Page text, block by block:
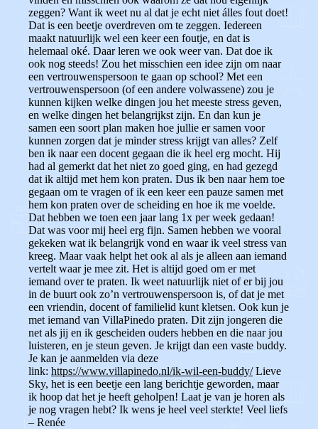
zeggen? Want ik weet nu al dat je echt niet álles fout doet!
Dat is een beetje overdreven om te zeggen. Iedereen
maakt natuurlijk wel een keer een foutje, en dat is
helemaal oké. Daar leren we ook weer van. Dat doe ik
ook nog steeds! Zou het misschien een idee zijn om naar
een vertrouwenspersoon te gaan op school? Met een
vertrouwenspersoon (of een andere volwassene) zou je
kunnen kijken welke dingen jou het meeste stress geven,
en welke dingen het belangrijkst zijn. En dan kun je
samen een soort plan maken hoe jullie er samen voor
kunnen zorgen dat je minder stress krijgt van alles? Zelf
ben ik naar een docent gegaan die ik heel erg mocht. Hij
had al gemerkt dat het niet zo goed ging, en had gezegd
dat ik altijd met hem kon praten. Dus ik ben naar hem toe
gegaan om te vragen of ik een keer een pauze samen met
hem kon praten over de scheiding en hoe ik me voelde.
Dat hebben we toen een jaar lang 1x per week gedaan!
Dat was voor mij heel erg fijn. Samen hebben we vooral
gekeken wat ik belangrijk vond en waar ik veel stress van
kreeg. Maar vaak helpt het ook al als je alleen aan iemand
vertelt waar je mee zit. Het is altijd goed om er met
iemand over te praten. Ik weet natuurlijk niet of er bij jou
in de buurt ook zo’n vertrouwenspersoon is, of dat je met
een vriendin, docent of familielid kunt kletsen. Ook kun je
met iemand van VillaPinedo praten. Dit zijn jongeren die
net als jij en ik gescheiden ouders hebben en die naar jou
luisteren, en je steun geven. Je krijgt dan een vaste buddy.
Je kan je aanmelden via deze
link: https://www.villapinedo.nl/ik-wil-een-buddy/ Lieve
Sky, het is een beetje een lang berichtje geworden, maar
ik hoop dat het je heeft geholpen! Laat je van je horen als
je nog vragen hebt? Ik wens je heel veel sterkte! Veel liefs
– Renée